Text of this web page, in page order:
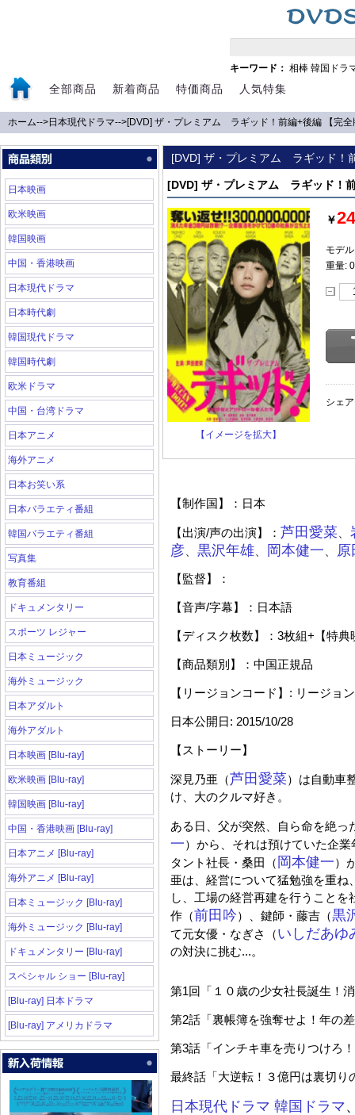
キーワード： 相棒 韓国ドラ
全部商品 新着商品 特価商品 人気特集
ホーム-->日本現代ドラマ-->[DVD] ザ・プレミアム ラギッド！前編+後編 【完全
日本映画
欧米映画
韓国映画
中国・香港映画
日本現代ドラマ
日本時代劇
韓国現代ドラマ
韓国時代劇
欧米ドラマ
中国・台湾ドラマ
日本アニメ
海外アニメ
日本お笑い系
日本バラエティ番組
韓国バラエティ番組
写真集
教育番組
ドキュメンタリー
スポーツ レジャー
日本ミュージック
海外ミュージック
日本アダルト
海外アダルト
日本映画 [Blu-ray]
欧米映画 [Blu-ray]
韓国映画 [Blu-ray]
中国・香港映画 [Blu-ray]
日本アニメ [Blu-ray]
海外アニメ [Blu-ray]
日本ミュージック [Blu-ray]
海外ミュージック [Blu-ray]
ドキュメンタリー [Blu-ray]
スペシャル ショー [Blu-ray]
[Blu-ray] 日本ドラマ
[Blu-ray] アメリカドラマ
[DVD] ザ・プレミアム ラギッド！
[DVD] ザ・プレミアム ラギッド！
【イメージを拡大】
￥
モデ
重量:
シェ
【制作国】：日本
【出演/声の出演】： 芦田愛菜
彦
黒沢年雄 岡本健一 原
【監督】：
【音声/字幕】：日本語
【ディスク枚数】： 3枚組+ 【特
【商品類別】：中国正規品
【リージョンコード】 : リージョ
日本公開日 : 2015/10/28
【ストーリー】
深見乃亜（芦田愛菜）は自動車
け、大のクルマ好き。
ある日、父が突然、自ら命を絶
一）から、それは預けていた企
タント社長・桑田（ 岡本健一）
亜は、経営について猛勉強を重
し、工場の経営再建を行うこと
作（前田吟）、鍵師・藤吉（黒
て元女優・なぎさ（いしだあゆ
の対決に挑む...。
第1回「１０歳の少女社長誕生！
第2話「裏帳簿を強奪せよ！年の差
第3話「インチキ車を売りつけろ
最終話「大逆転！３億円は裏切り
日本現代ドラマ 韓国ドラマ